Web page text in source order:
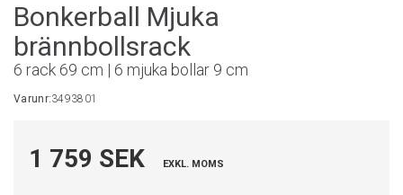
Bonkerball Mjuka
brännbollsrack
6 rack 69 cm | 6 mjuka bollar 9 cm
Varunr:3493801
1 759 SEK EXKL. MOMS